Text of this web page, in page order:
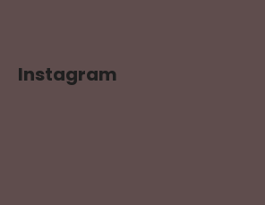
Instagram